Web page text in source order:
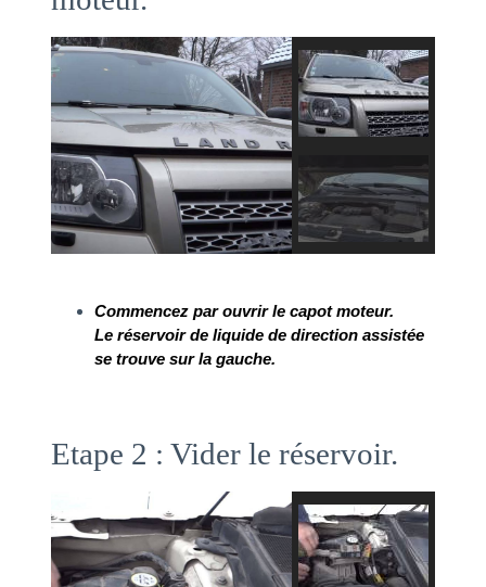
Commencez par ouvrir le capot moteur.
Le réservoir de liquide de direction assistée
se trouve sur la gauche.
Etape 2 : Vider le réservoir.